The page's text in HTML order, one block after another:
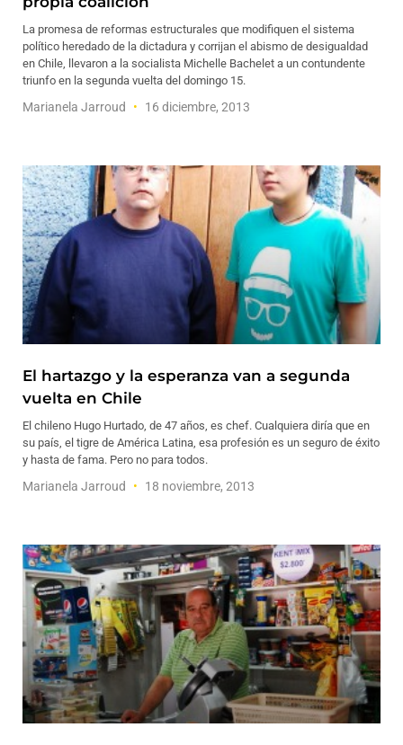
La promesa de reformas estructurales que modifiquen el sistema
político heredado de la dictadura y corrijan el abismo de desigualdad
en Chile, llevaron a la socialista Michelle Bachelet a un contundente
triunfo en la segunda vuelta del domingo 15.
Marianela Jarroud 16 diciembre, 2013
El hartazgo y la esperanza van a segunda
vuelta en Chile
El chileno Hugo Hurtado, de 47 años, es chef. Cualquiera diría que en
su país, el tigre de América Latina, esa profesión es un seguro de éxito
y hasta de fama. Pero no para todos.
Marianela Jarroud 18 noviembre, 2013